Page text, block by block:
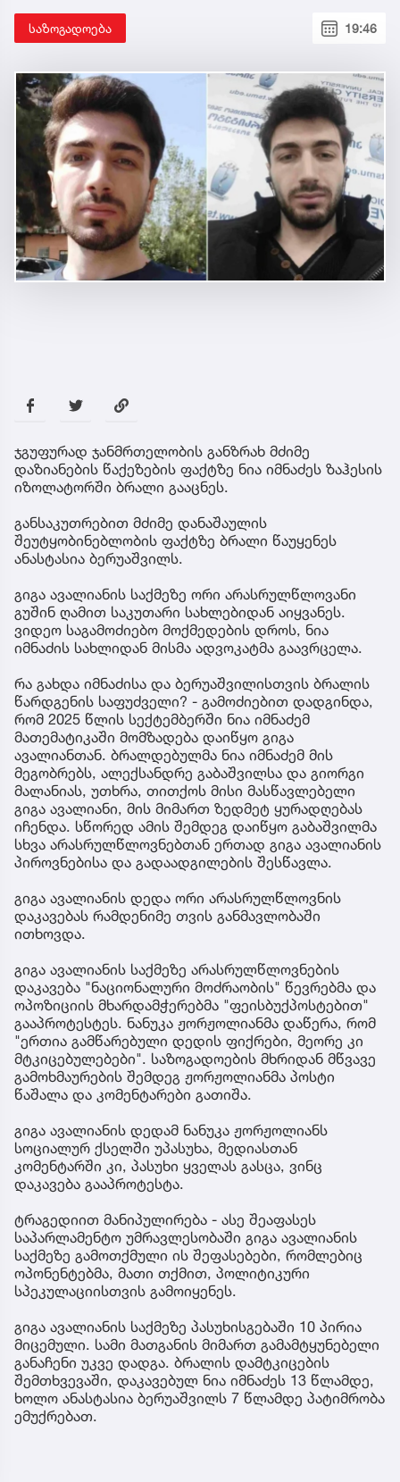
საზოგადოება 19:46
ჯგუფურად ჯანმრთელობის განზრახ მძიმე
დაზიანების წაქეზების ფაქტზე ნია იმნაძეს ზაჰესის
იზოლატორში ბრალი გააცნეს.
განსაკუთრებით მძიმე დანაშაულის
შეუტყობინებლობის ფაქტზე ბრალი წაუყენეს
ანასტასია ბერუაშვილს.
გიგა ავალიანის საქმეზე ორი არასრულწლოვანი
გუშინ ღამით საკუთარი სახლებიდან აიყვანეს.
ვიდეო საგამოძიებო მოქმედების დროს, ნია
იმნაძის სახლიდან მისმა ადვოკატმა გაავრცელა.
რა გახდა იმნაძისა და ბერუაშვილისთვის ბრალის
წარდგენის საფუძველი? - გამოძიებით დადგინდა,
რომ 2025 წლის სექტემბერში ნია იმნაძემ
მათემატიკაში მომზადება დაიწყო გიგა
ავალიანთან. ბრალდებულმა ნია იმნაძემ მის
მეგობრებს, ალექსანდრე გაბაშვილსა და გიორგი
მალანიას, უთხრა, თითქოს მისი მასწავლებელი
გიგა ავალიანი, მის მიმართ ზედმეტ ყურადღებას
იჩენდა. სწორედ ამის შემდეგ დაიწყო გაბაშვილმა
სხვა არასრულწლოვნებთან ერთად გიგა ავალიანის
პიროვნებისა და გადაადგილების შესწავლა.
გიგა ავალიანის დედა ორი არასრულწლოვნის
დაკავებას რამდენიმე თვის განმავლობაში
ითხოვდა.
გიგა ავალიანის საქმეზე არასრულწლოვნების
დაკავება "ნაციონალური მოძრაობის" წევრებმა და
ოპოზიციის მხარდამჭერებმა "ფეისბუქპოსტებით"
გააპროტესტეს. ნანუკა ჟორჟოლიანმა დაწერა, რომ
"ერთია გამწარებული დედის ფიქრები, მეორე კი
მტკიცებულებები". საზოგადოების მხრიდან მწვავე
გამოხმაურების შემდეგ ჟორჟოლიანმა პოსტი
წაშალა და კომენტარები გათიშა.
გიგა ავალიანის დედამ ნანუკა ჟორჟოლიანს
სოციალურ ქსელში უპასუხა, მედიასთან
კომენტარში კი, პასუხი ყველას გასცა, ვინც
დაკავება გააპროტესტა.
ტრაგედიით მანიპულირება - ასე შეაფასეს
საპარლამენტო უმრავლესობაში გიგა ავალიანის
საქმეზე გამოთქმული ის შეფასებები, რომლებიც
ოპონენტებმა, მათი თქმით, პოლიტიკური
სპეკულაციისთვის გამოიყენეს.
გიგა ავალიანის საქმეზე პასუხისგებაში 10 პირია
მიცემული. სამი მათგანის მიმართ გამამტყუნებელი
განაჩენი უკვე დადგა. ბრალის დამტკიცების
შემთხვევაში, დაკავებულ ნია იმნაძეს 13 წლამდე,
ხოლო ანასტასია ბერუაშვილს 7 წლამდე პატიმრობა
ემუქრებათ.